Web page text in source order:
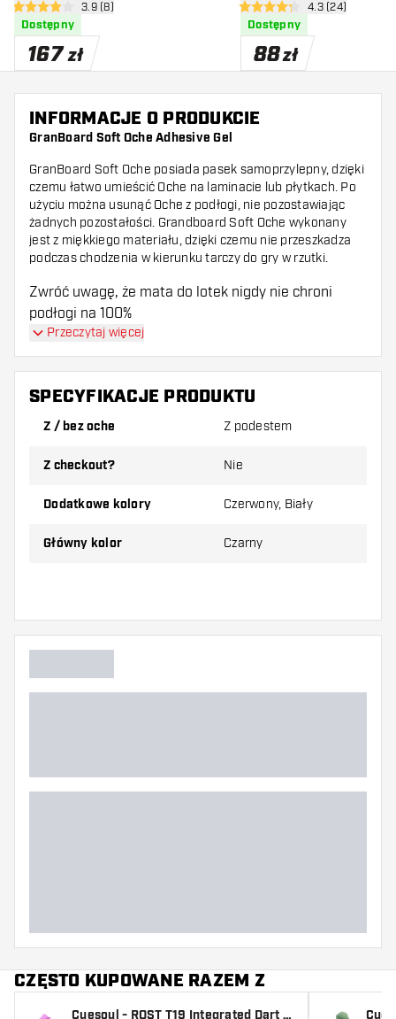
otwórz panel recenzji
3.9 gwiazdki oceny
3.9 (8)
Dostępny
167 zł
otwórz panel
4.3 gwiazdki oceny
4.3 (24)
Dostępny
88zł
INFORMACJE O PRODUKCIE
GranBoard Soft Oche Adhesive Gel
GranBoard Soft Oche posiada pasek samoprzylepny, dzięki
czemu łatwo umieścić Oche na laminacie lub płytkach. Po
użyciu można usunąć Oche z podłogi, nie pozostawiając
żadnych pozostałości. Grandboard Soft Oche wykonany
jest z miękkiego materiału, dzięki czemu nie przeszkadza
podczas chodzenia w kierunku tarczy do gry w rzutki.
Zwróć uwagę, że mata do lotek nigdy nie chroni
podłogi na 100%
Przeczytaj więcej
SPECYFIKACJE PRODUKTU
Z / bez oche Z podestem
Z checkout? Nie
Dodatkowe kolory Czerwony, Biały
Główny kolor Czarny
CZĘSTO KUPOWANE RAZEM Z
Cuesoul - ROST T19 Integrated Dart F